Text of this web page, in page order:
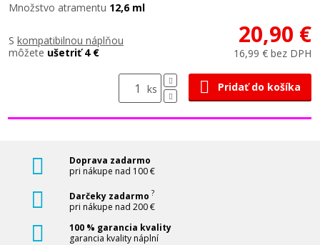
Množstvo atramentu 12,6 ml
S kompatibilnou náplňou
môžete ušetriť 4 €
20,90 €
16,99 € bez DPH
ks Pridať do košíka
Doprava zadarmo
pri nákupe nad 100 €
Darčeky zadarmo ?
pri nákupe nad 200 €
100 % garancia kvality
garancia kvality náplní